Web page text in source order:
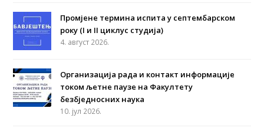
Промјене термина испита у септембарском
року (I и II циклус студија)
4. август 2026.
Организација рада и контакт информације
током љетне паузе на Факултету
безбједносних наука
10. јул 2026.